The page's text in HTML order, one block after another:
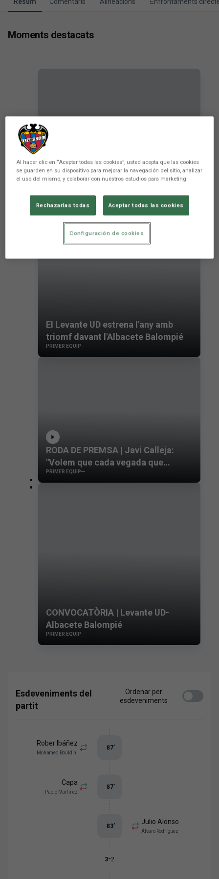
Moments destacats
RESUM | Levante UD-Albacete
Balompié
PRIMER EQUIP
El Levante UD estrena l'any amb
triomf davant l'Albacete Balompié
PRIMER EQUIP
RODA DE PREMSA | Javi Calleja:
"Volem que cada vegada que
juguem en el Ciutat de València el
PRIMER EQUIP
CONVOCATÒRIA | Levante UD-
Albacete Balompié
PRIMER EQUIP
Esdeveniments del
partit
Ordenar per
esdeveniments
Rober Ibáñez
Mohamed Bouldini
87’
Capa
Pablo Martínez
87’
Julio Alonso
Álvaro Rodríguez
83’
3-2
Al hacer clic en “Aceptar todas las cookies”, usted acepta que las cookies
se guarden en su dispositivo para mejorar la navegación del sitio, analizar
el uso del mismo, y colaborar con nuestros estudios para marketing.
Rechazarlas todas Aceptar todas las cookies
Configuración de cookies